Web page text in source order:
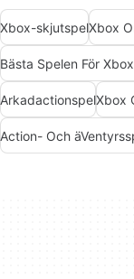
Xbox-skjutspelXbox
Bästa Spelen För
ArkadactionspelXbox
Action- Och